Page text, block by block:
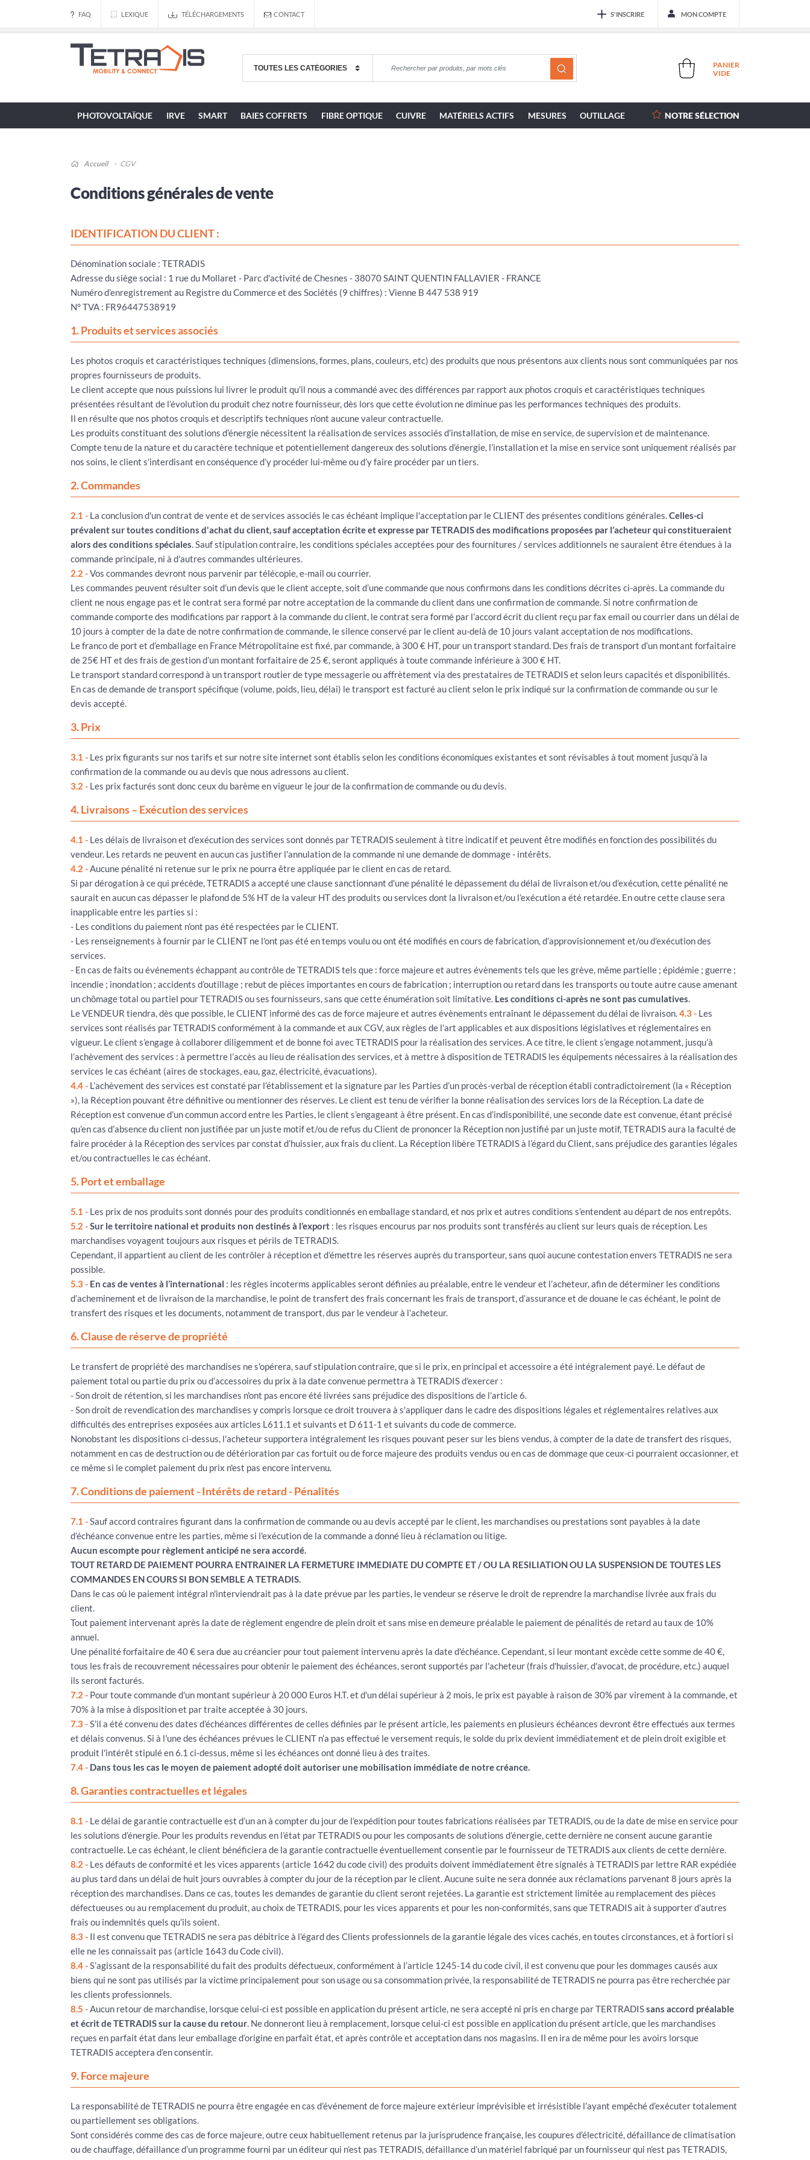
FAQ LEXIQUE TÉLÉCHARGEMENTS CONTACT S'INSCRIRE MON COMPTE
PANIER
VIDE
PHOTOVOLTAÏQUE IRVE SMART BAIES COFFRETS FIBRE OPTIQUE CUIVRE MATÉRIELS ACTIFS MESURES OUTILLAGE NOTRE SÉLECTION
Accueil CGV
Conditions générales de vente
IDENTIFICATION DU CLIENT :
Dénomination sociale : TETRADIS
Adresse du siège social : 1 rue du Mollaret - Parc d'activité de Chesnes - 38070 SAINT QUENTIN FALLAVIER - FRANCE
Numéro d’enregistrement au Registre du Commerce et des Sociétés (9 chiffres) : Vienne B 447 538 919
N° TVA : FR96447538919
1. Produits et services associés
Les photos croquis et caractéristiques techniques (dimensions, formes, plans, couleurs, etc) des produits que nous présentons aux clients nous sont communiquées par nos
propres fournisseurs de produits.
Le client accepte que nous puissions lui livrer le produit qu’il nous a commandé avec des différences par rapport aux photos croquis et caractéristiques techniques
présentées résultant de l’évolution du produit chez notre fournisseur, dès lors que cette évolution ne diminue pas les performances techniques des produits.
Il en résulte que nos photos croquis et descriptifs techniques n’ont aucune valeur contractuelle.
Les produits constituant des solutions d’énergie nécessitent la réalisation de services associés d’installation, de mise en service, de supervision et de maintenance.
Compte tenu de la nature et du caractère technique et potentiellement dangereux des solutions d’énergie, l’installation et la mise en service sont uniquement réalisés par
nos soins, le client s’interdisant en conséquence d’y procéder lui-même ou d’y faire procéder par un tiers.
2. Commandes
2.1 - La conclusion d'un contrat de vente et de services associés le cas échéant implique l'acceptation par le CLIENT des présentes conditions générales.Celles-ci
prévalent sur toutes conditions d'achat du client, sauf acceptation écrite et expresse par TETRADIS des modifications proposées par l’acheteur qui constitueraient
alors des conditions spéciales. Sauf stipulation contraire, les conditions spéciales acceptées pour des fournitures / services additionnels ne sauraient être étendues à la
commande principale, ni à d’autres commandes ultérieures.
2.2 -Vos commandes devront nous parvenir par télécopie, e-mail ou courrier.
Les commandes peuvent résulter soit d’un devis que le client accepte, soit d’une commande que nous confirmons dans les conditions décrites ci-après. La commande du
client ne nous engage pas et le contrat sera formé par notre acceptation de la commande du client dans une confirmation de commande. Si notre confirmation de
commande comporte des modifications par rapport à la commande du client, le contrat sera formé par l’accord écrit du client reçu par fax email ou courrier dans un délai de
10 jours à compter de la date de notre confirmation de commande, le silence conservé par le client au-delà de 10 jours valant acceptation de nos modifications.
Le franco de port et d’emballage en France Métropolitaine est fixé, par commande, à 300 € HT, pour un transport standard. Des frais de transport d’un montant forfaitaire
de 25€ HT et des frais de gestion d’un montant forfaitaire de 25 €, seront appliqués à toute commande inférieure à 300 € HT.
Le transport standard correspond à un transport routier de type messagerie ou affrètement via des prestataires de TETRADIS et selon leurs capacités et disponibilités.
En cas de demande de transport spécifique (volume, poids, lieu, délai) le transport est facturé au client selon le prix indiqué sur la confirmation de commande ou sur le
devis accepté.
3. Prix
3.1 - Les prix figurants sur nos tarifs et sur notre site internet sont établis selon les conditions économiques existantes et sont révisables à tout moment jusqu’à la
confirmation de la commande ou au devis que nous adressons au client.
3.2 - Les prix facturés sont donc ceux du barème en vigueur le jour de la confirmation de commande ou du devis.
4. Livraisons – Exécution des services
4.1 - Les délais de livraison et d’exécution des services sont donnés par TETRADIS seulement à titre indicatif et peuvent être modifiés en fonction des possibilités du
vendeur. Les retards ne peuvent en aucun cas justifier l'annulation de la commande ni une demande de dommage - intérêts.
4.2 -Aucune pénalité ni retenue sur le prix ne pourra être appliquée par le client en cas de retard.
Si par dérogation à ce qui précède, TETRADIS a accepté une clause sanctionnant d'une pénalité le dépassement du délai de livraison et/ou d’exécution, cette pénalité ne
saurait en aucun cas dépasser le plafond de 5% HT de la valeur HT des produits ou services dont la livraison et/ou l’exécution a été retardée. En outre cette clause sera
inapplicable entre les parties si :
- Les conditions du paiement n'ont pas été respectées par le CLIENT.
- Les renseignements à fournir par le CLIENT ne l'ont pas été en temps voulu ou ont été modifiés en cours de fabrication, d’approvisionnement et/ou d’exécution des
services.
- En cas de faits ou événements échappant au contrôle de TETRADIS tels que : force majeure et autres évènements tels que les grève, même partielle ; épidémie ; guerre ;
incendie ; inondation ; accidents d’outillage ; rebut de pièces importantes en cours de fabrication ; interruption ou retard dans les transports ou toute autre cause amenant
un chômage total ou partiel pour TETRADIS ou ses fournisseurs, sans que cette énumération soit limitative. Les conditions ci-après ne sont pas cumulatives.
Le VENDEUR tiendra, dès que possible, le CLIENT informé des cas de force majeure et autres évènements entraînant le dépassement du délai de livraison.4.3 - Les
services sont réalisés par TETRADIS conformément à la commande et aux CGV, aux règles de l’art applicables et aux dispositions législatives et réglementaires en
vigueur. Le client s’engage à collaborer diligemment et de bonne foi avec TETRADIS pour la réalisation des services. A ce titre, le client s’engage notamment, jusqu’à
l’achèvement des services : à permettre l’accès au lieu de réalisation des services, et à mettre à disposition de TETRADIS les équipements nécessaires à la réalisation des
services le cas échéant (aires de stockages, eau, gaz, électricité, évacuations).
4.4 - L’achèvement des services est constaté par l’établissement et la signature par les Parties d’un procès-verbal de réception établi contradictoirement (la « Réception
»), la Réception pouvant être définitive ou mentionner des réserves. Le client est tenu de vérifier la bonne réalisation des services lors de la Réception. La date de
Réception est convenue d’un commun accord entre les Parties, le client s’engageant à être présent. En cas d’indisponibilité, une seconde date est convenue, étant précisé
qu’en cas d’absence du client non justifiée par un juste motif et/ou de refus du Client de prononcer la Réception non justifié par un juste motif, TETRADIS aura la faculté de
faire procéder à la Réception des services par constat d’huissier, aux frais du client. La Réception libère TETRADIS à l’égard du Client, sans préjudice des garanties légales
et/ou contractuelles le cas échéant.
5. Port et emballage
5.1 - Les prix de nos produits sont donnés pour des produits conditionnés en emballage standard, et nos prix et autres conditions s’entendent au départ de nos entrepôts.
5.2 -Sur le territoire national et produits non destinés à l’export : les risques encourus par nos produits sont transférés au client sur leurs quais de réception. Les
marchandises voyagent toujours aux risques et périls de TETRADIS.
Cependant, il appartient au client de les contrôler à réception et d’émettre les réserves auprès du transporteur, sans quoi aucune contestation envers TETRADIS ne sera
possible.
5.3 - En cas de ventes à l’international : les règles incoterms applicables seront définies au préalable, entre le vendeur et l’acheteur, afin de déterminer les conditions
d’acheminement et de livraison de la marchandise, le point de transfert des frais concernant les frais de transport, d’assurance et de douane le cas échéant, le point de
transfert des risques et les documents, notamment de transport, dus par le vendeur à l’acheteur.
6. Clause de réserve de propriété
Le transfert de propriété des marchandises ne s'opérera, sauf stipulation contraire, que si le prix, en principal et accessoire a été intégralement payé. Le défaut de
paiement total ou partie du prix ou d’accessoires du prix à la date convenue permettra à TETRADIS d'exercer :
- Son droit de rétention, si les marchandises n'ont pas encore été livrées sans préjudice des dispositions de l’article 6.
- Son droit de revendication des marchandises y compris lorsque ce droit trouvera à s'appliquer dans le cadre des dispositions légales et réglementaires relatives aux
difficultés des entreprises exposées aux articles L611.1 et suivants et D 611-1 et suivants du code de commerce.
Nonobstant les dispositions ci-dessus, l'acheteur supportera intégralement les risques pouvant peser sur les biens vendus, à compter de la date de transfert des risques,
notamment en cas de destruction ou de détérioration par cas fortuit ou de force majeure des produits vendus ou en cas de dommage que ceux-ci pourraient occasionner, et
ce même si le complet paiement du prix n'est pas encore intervenu.
7. Conditions de paiement - Intérêts de retard - Pénalités
7.1 -Sauf accord contraires figurant dans la confirmation de commande ou au devis accepté par le client, les marchandises ou prestations sont payables à la date
d’échéance convenue entre les parties, même si l'exécution de la commande a donné lieu à réclamation ou litige.
Aucun escompte pour règlement anticipé ne sera accordé.
TOUT RETARD DE PAIEMENT POURRA ENTRAINER LA FERMETURE IMMEDIATE DU COMPTE ET / OU LA RESILIATION OU LA SUSPENSION DE TOUTES LES
COMMANDES EN COURS SI BON SEMBLE A TETRADIS.
Dans le cas où le paiement intégral n'interviendrait pas à la date prévue par les parties, le vendeur se réserve le droit de reprendre la marchandise livrée aux frais du
client.
Tout paiement intervenant après la date de règlement engendre de plein droit et sans mise en demeure préalable le paiement de pénalités de retard au taux de 10%
annuel.
Une pénalité forfaitaire de 40 € sera due au créancier pour tout paiement intervenu après la date d'échéance. Cependant, si leur montant excède cette somme de 40 €,
tous les frais de recouvrement nécessaires pour obtenir le paiement des échéances, seront supportés par l'acheteur (frais d'huissier, d'avocat, de procédure, etc.) auquel
ils seront facturés.
7.2 - Pour toute commande d'un montant supérieur à 20 000 Euros H.T. et d'un délai supérieur à 2 mois, le prix est payable à raison de 30% par virement à la commande, et
70% à la mise à disposition et par traite acceptée à 30 jours.
7.3 -S'il a été convenu des dates d’échéances différentes de celles définies par le présent article, les paiements en plusieurs échéances devront être effectués aux termes
et délais convenus. Si à l'une des échéances prévues le CLIENT n'a pas effectué le versement requis, le solde du prix devient immédiatement et de plein droit exigible et
produit l'intérêt stipulé en 6.1 ci-dessus, même si les échéances ont donné lieu à des traites.
7.4 - Dans tous les cas le moyen de paiement adopté doit autoriser une mobilisation immédiate de notre créance.
8. Garanties contractuelles et légales
8.1 - Le délai de garantie contractuelle est d’un an à compter du jour de l’expédition pour toutes fabrications réalisées par TETRADIS, ou de la date de mise en service pour
les solutions d’énergie. Pour les produits revendus en l’état par TETRADIS ou pour les composants de solutions d’énergie, cette dernière ne consent aucune garantie
contractuelle. Le cas échéant, le client bénéficiera de la garantie contractuelle éventuellement consentie par le fournisseur de TETRADIS aux clients de cette dernière.
8.2 - Les défauts de conformité et les vices apparents (article 1642 du code civil) des produits doivent immédiatement être signalés à TETRADIS par lettre RAR expédiée
au plus tard dans un délai de huit jours ouvrables à compter du jour de la réception par le client. Aucune suite ne sera donnée aux réclamations parvenant 8 jours après la
réception des marchandises. Dans ce cas, toutes les demandes de garantie du client seront rejetées. La garantie est strictement limitée au remplacement des pièces
défectueuses ou au remplacement du produit, au choix de TETRADIS, pour les vices apparents et pour les non-conformités, sans que TETRADIS ait à supporter d’autres
frais ou indemnités quels qu’ils soient.
8.3 - Il est convenu que TETRADIS ne sera pas débitrice à l’égard des Clients professionnels de la garantie légale des vices cachés, en toutes circonstances, et à fortiori si
elle ne les connaissait pas (article 1643 du Code civil).
8.4 -S’agissant de la responsabilité du fait des produits défectueux, conformément à l’article 1245-14 du code civil, il est convenu que pour les dommages causés aux
biens qui ne sont pas utilisés par la victime principalement pour son usage ou sa consommation privée, la responsabilité de TETRADIS ne pourra pas être recherchée par
les clients professionnels.
8.5 -Aucun retour de marchandise, lorsque celui-ci est possible en application du présent article, ne sera accepté ni pris en charge par TERTRADISsans accord préalable
et écrit de TETRADIS sur la cause du retour. Ne donneront lieu à remplacement, lorsque celui-ci est possible en application du présent article, que les marchandises
reçues en parfait état dans leur emballage d’origine en parfait état, et après contrôle et acceptation dans nos magasins. Il en ira de même pour les avoirs lorsque
TETRADIS acceptera d’en consentir.
9. Force majeure
La responsabilité de TETRADIS ne pourra être engagée en cas d’événement de force majeure extérieur imprévisible et irrésistible l’ayant empêché d’exécuter totalement
ou partiellement ses obligations.
Sont considérés comme des cas de force majeure, outre ceux habituellement retenus par la jurisprudence française, les coupures d’électricité, défaillance de climatisation
ou de chauffage, défaillance d’un programme fourni par un éditeur qui n’est pas TETRADIS, défaillance d’un matériel fabriqué par un fournisseur qui n’est pas TETRADIS,